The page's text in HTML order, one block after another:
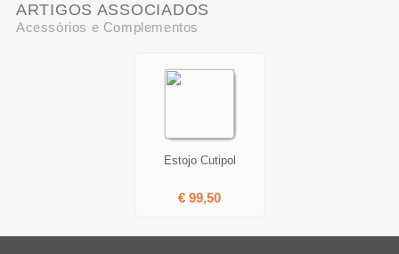
ARTIGOS ASSOCIADOS
Acessórios e Complementos
Estojo Cutipol
€ 99,50